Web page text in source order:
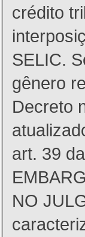
crédito
SELIC.
gênero
Decreto
art. 39
NO